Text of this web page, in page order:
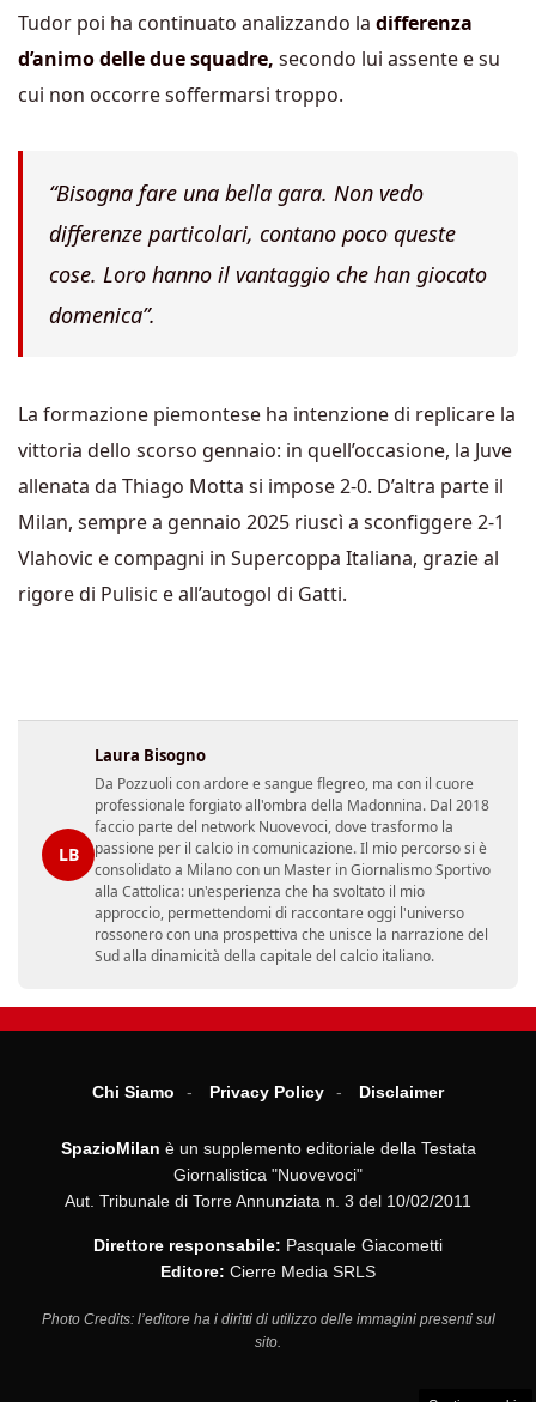
Tudor poi ha continuato analizzando la differenza
d’animo delle due squadre, secondo lui assente e su
cui non occorre soffermarsi troppo.
“Bisogna fare una bella gara. Non vedo
differenze particolari, contano poco queste
cose. Loro hanno il vantaggio che han giocato
domenica”.
La formazione piemontese ha intenzione di replicare la
vittoria dello scorso gennaio: in quell’occasione, la Juve
allenata da Thiago Motta si impose 2-0. D’altra parte il
Milan, sempre a gennaio 2025 riuscì a sconfiggere 2-1
Vlahovic e compagni in Supercoppa Italiana, grazie al
rigore di Pulisic e all’autogol di Gatti.
LB
Laura Bisogno
Da Pozzuoli con ardore e sangue flegreo, ma con il cuore
professionale forgiato all'ombra della Madonnina. Dal 2018
faccio parte del network Nuovevoci, dove trasformo la
passione per il calcio in comunicazione. Il mio percorso si è
consolidato a Milano con un Master in Giornalismo Sportivo
alla Cattolica: un'esperienza che ha svoltato il mio
approccio, permettendomi di raccontare oggi l'universo
rossonero con una prospettiva che unisce la narrazione del
Sud alla dinamicità della capitale del calcio italiano.
Chi Siamo Privacy Policy Disclaimer
SpazioMilan è un supplemento editoriale della Testata
Giornalistica "Nuovevoci"
Aut. Tribunale di Torre Annunziata n. 3 del 10/02/2011
Direttore responsabile: Pasquale Giacometti
Editore: Cierre Media SRLS
Photo Credits: l’editore ha i diritti di utilizzo delle immagini presenti sul
sito.